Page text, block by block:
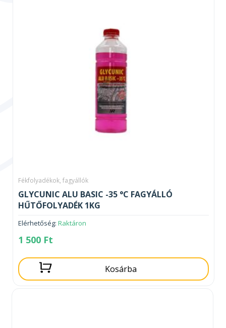
Fékfolyadékok, fagyállók
GLYCUNIC ALU BASIC -35 °C FAGYÁLLÓ
HŰTŐFOLYADÉK 1KG
Elérhetőség: Raktáron
1 500 Ft
Kosárba